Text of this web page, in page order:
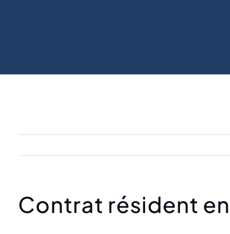
Contrat résident